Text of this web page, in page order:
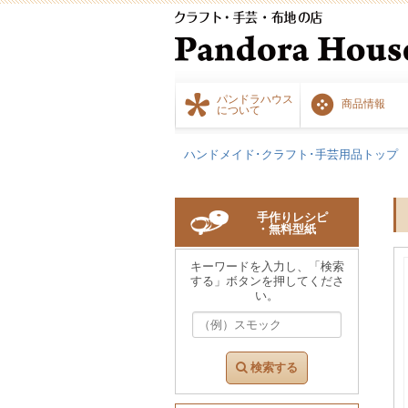
パンドラハウス
について
商品情報
ハンドメイド･クラフト･手芸用品トップ
手作りレシピ
・無料型紙
キーワードを入力し、「検索
する」ボタンを押してくださ
い。
検索する